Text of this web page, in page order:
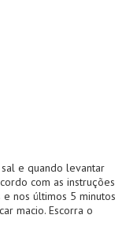
e quando levantar
com as instruções
nos últimos 5 minutos
macio. Escorra o